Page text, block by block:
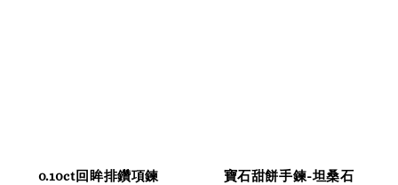
0.10ct回眸排鑽項鍊 寶石甜餅手鍊-坦桑石